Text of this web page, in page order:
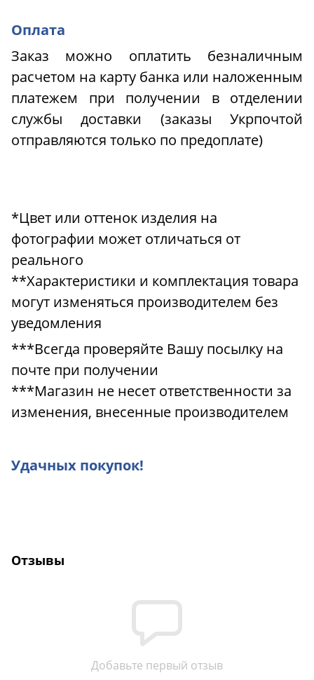
Оплата
Заказ можно оплатить безналичным
расчетом на карту банка или наложенным
платежем при получении в отделении
службы доставки (заказы Укрпочтой
отправляются только по предоплате)
*Цвет или оттенок изделия на
фотографии может отличаться от
реального
**Характеристики и комплектация товара
могут изменяться производителем без
уведомления
***Всегда проверяйте Вашу посылку на
почте при получении
***Магазин не несет ответственности за
изменения, внесенные производителем
Удачных покупок!
Отзывы
Добавьте первый отзыв